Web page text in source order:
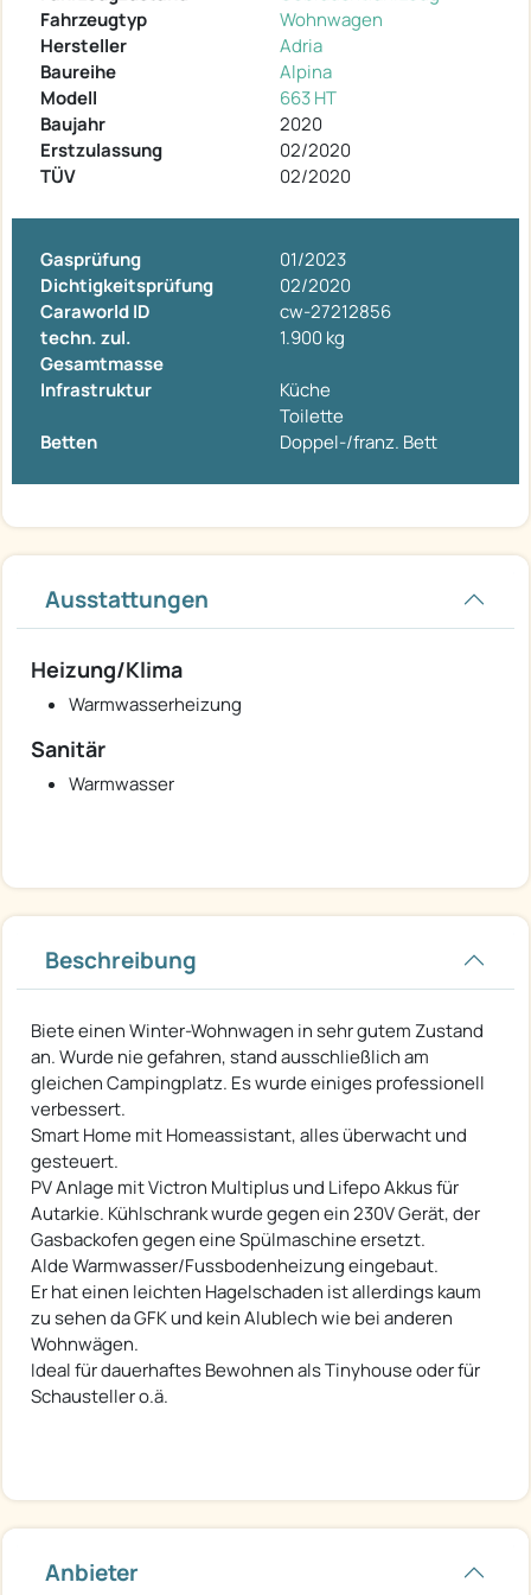
Fahrzeugtyp
Wohnwagen
Hersteller
Adria
Baureihe
Alpina
Modell
663 HT
Baujahr
2020
Erstzulassung
02/2020
TÜV
02/2020
Gasprüfung
01/2023
Dichtigkeitsprüfung
02/2020
Caraworld ID
cw-27212856
techn. zul.
Gesamtmasse
1.900 kg
Infrastruktur
Küche
Toilette
Betten
Doppel-/franz. Bett
Ausstattungen
Heizung/Klima
Warmwasserheizung
Sanitär
Warmwasser
Beschreibung
Biete einen Winter-Wohnwagen in sehr gutem Zustand
an. Wurde nie gefahren, stand ausschließlich am
gleichen Campingplatz. Es wurde einiges professionell
verbessert.
Smart Home mit Homeassistant, alles überwacht und
gesteuert.
PV Anlage mit Victron Multiplus und Lifepo Akkus für
Autarkie. Kühlschrank wurde gegen ein 230V Gerät, der
Gasbackofen gegen eine Spülmaschine ersetzt.
Alde Warmwasser/Fussbodenheizung eingebaut.
Er hat einen leichten Hagelschaden ist allerdings kaum
zu sehen da GFK und kein Alublech wie bei anderen
Wohnwägen.
Ideal für dauerhaftes Bewohnen als Tinyhouse oder für
Schausteller o.ä.
Anbieter